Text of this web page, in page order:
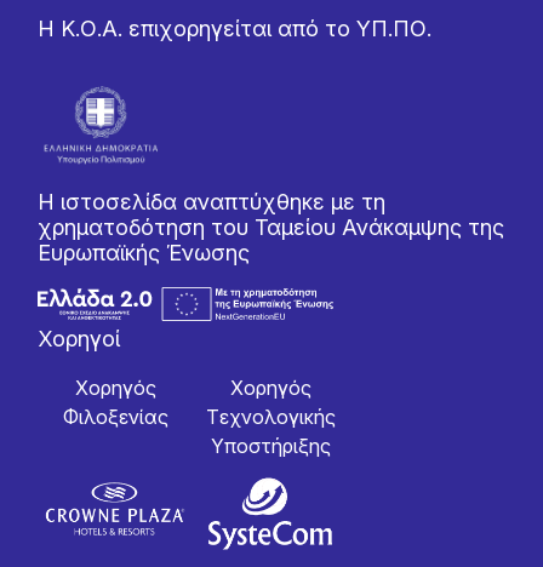
Η Κ.Ο.Α. επιχορηγείται από το ΥΠ.ΠΟ.
Η ιστοσελίδα αναπτύχθηκε με τη
χρηματοδότηση του Ταμείου Ανάκαμψης της
Ευρωπαϊκής Ένωσης
Χορηγοί
Χορηγός
Φιλοξενίας
Χορηγός
Tεχνολογικής
Yποστήριξης